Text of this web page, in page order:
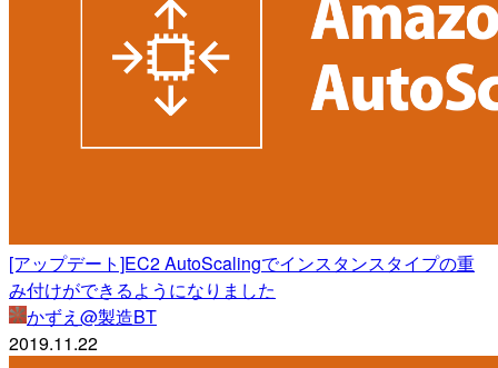
[アップデート]EC2 AutoScalingでインスタンスタイプの重
み付けができるようになりました
かずえ@製造BT
2019.11.22